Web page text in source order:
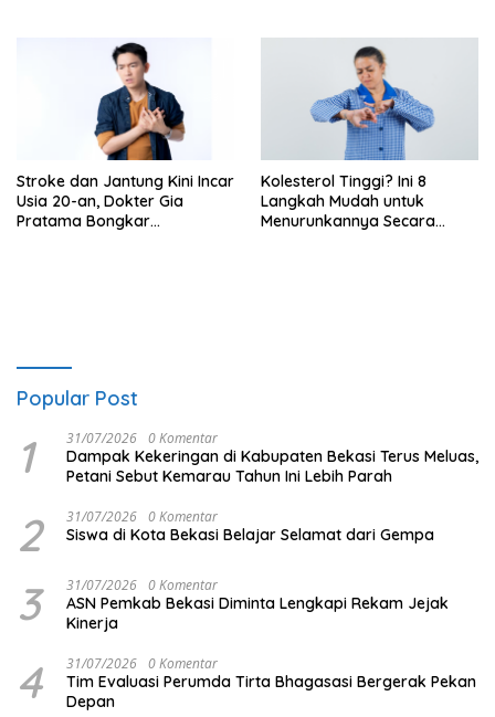
Stroke dan Jantung Kini Incar
Usia 20-an, Dokter Gia
Pratama Bongkar
Kolesterol Tinggi? Ini 8
Langkah Mudah untuk
Menurunkannya Secara
Popular Post
1 31/07/2026 0 Komentar
Dampak Kekeringan di Kabupaten Bekasi Terus Meluas,
Petani Sebut Kemarau Tahun Ini Lebih Parah
2 31/07/2026 0 Komentar
Siswa di Kota Bekasi Belajar Selamat dari Gempa
3 31/07/2026 0 Komentar
ASN Pemkab Bekasi Diminta Lengkapi Rekam Jejak
Kinerja
4 31/07/2026 0 Komentar
Tim Evaluasi Perumda Tirta Bhagasasi Bergerak Pekan
Depan